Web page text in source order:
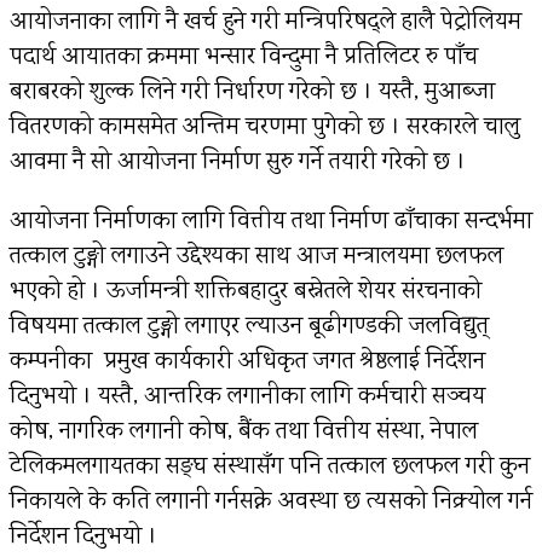
आयोजनाका लागि नै खर्च हुने गरी मन्त्रिपरिषद्ले हालै पेट्रोलियम
पदार्थ आयातका क्रममा भन्सार विन्दुमा नै प्रतिलिटर रु पाँच
बराबरको शुल्क लिने गरी निर्धारण गरेको छ । यस्तै, मुआब्जा
वितरणको कामसमेत अन्तिम चरणमा पुगेको छ । सरकारले चालु
आवमा नै सो आयोजना निर्माण सुरु गर्ने तयारी गरेको छ ।
आयोजना निर्माणका लागि वित्तीय तथा निर्माण ढाँचाका सन्दर्भमा
तत्काल टुङ्गो लगाउने उद्देश्यका साथ आज मन्त्रालयमा छलफल
भएको हो । ऊर्जामन्त्री शक्तिबहादुर बस्नेतले शेयर संरचनाको
विषयमा तत्काल टुङ्गो लगाएर ल्याउन बूढीगण्डकी जलविद्युत्
कम्पनीका प्रमुख कार्यकारी अधिकृत जगत श्रेष्ठलाई निर्देशन
दिनुभयो । यस्तै, आन्तरिक लगानीका लागि कर्मचारी सञ्चय
कोष, नागरिक लगानी कोष, बैंक तथा वित्तीय संस्था, नेपाल
टेलिकमलगायतका सङ्घ संस्थासँग पनि तत्काल छलफल गरी कुन
निकायले के कति लगानी गर्नसक्ने अवस्था छ त्यसको निक्र्योल गर्न
निर्देशन दिनुभयो ।